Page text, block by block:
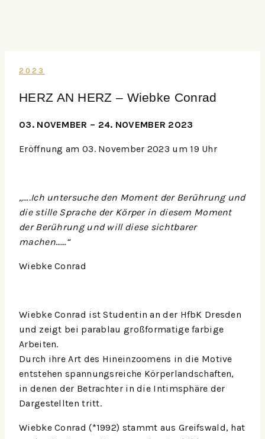
2023
HERZ AN HERZ – Wiebke Conrad
03. NOVEMBER – 24. NOVEMBER 2023
Eröffnung am 03. November 2023 um 19 Uhr
„….Ich untersuche den Moment der Berührung und
die stille Sprache der Körper in diesem Moment
der Berührung und will diese sichtbarer
machen……“
Wiebke Conrad
Wiebke Conrad ist Studentin an der HfbK Dresden
und zeigt bei parablau großformatige farbige
Arbeiten.
Durch ihre Art des Hineinzoomens in die Motive
entstehen spannungsreiche Körperlandschaften,
in denen der Betrachter in die Intimsphäre der
Dargestellten tritt.
Wiebke Conrad (*1992) stammt aus Greifswald, hat